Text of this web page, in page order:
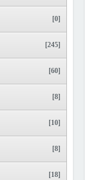
[0]
[245]
[60]
[8]
[10]
[8]
[18]